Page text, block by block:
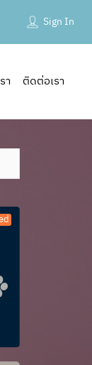
Sign In
า ติดต่อเรา